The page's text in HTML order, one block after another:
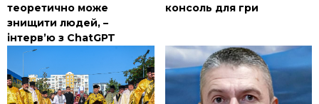
теоретично може
знищити людей, –
інтерв’ю з ChatGPT
консоль для гри